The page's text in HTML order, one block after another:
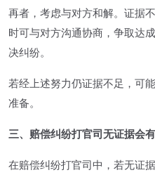
再者，考虑与对方和解。证据
时可与对方沟通协商，争取达
决纠纷。
若经上述努力仍证据不足，可
准备。
三、赔偿纠纷打官司无证据会
在赔偿纠纷打官司中，若无证